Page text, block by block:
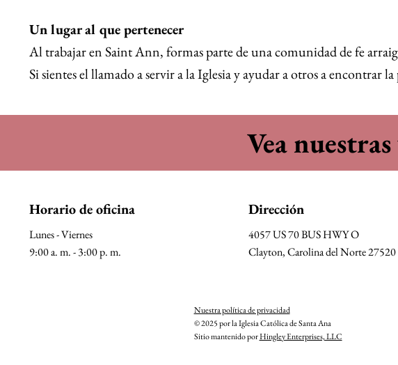
Un lugar al que pertenecer
Al trabajar en Saint Ann, formas parte de una comunidad de fe
Si sientes el llamado a servir a la Iglesia y ayudar a otros a encontrar
Vea
Horario de oficina
Lunes - Viernes
9:00 a. m. - 3:00 p. m.
Dirección
4057 US 70 BUS HWY O
Clayton, Carolina del Norte 27520
Nuestra política de privacidad
© 2025 por la Iglesia Católica de Santa Ana
Sitio mantenido porHingley Enterprises, LLC